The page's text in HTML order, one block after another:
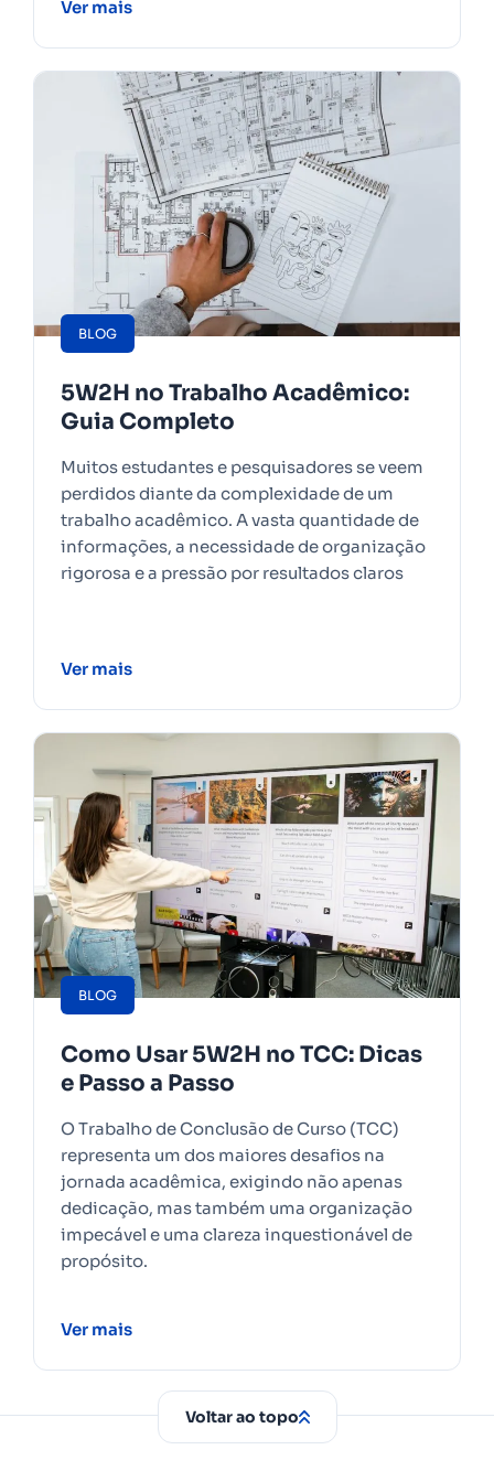
Ver mais
BLOG
5W2H no Trabalho Acadêmico:
Guia Completo
Muitos estudantes e pesquisadores se veem
perdidos diante da complexidade de um
trabalho acadêmico. A vasta quantidade de
informações, a necessidade de organização
rigorosa e a pressão por resultados claros
Ver mais
BLOG
Como Usar 5W2H no TCC: Dicas
e Passo a Passo
O Trabalho de Conclusão de Curso (TCC)
representa um dos maiores desafios na
jornada acadêmica, exigindo não apenas
dedicação, mas também uma organização
impecável e uma clareza inquestionável de
propósito.
Ver mais
Voltar ao topo